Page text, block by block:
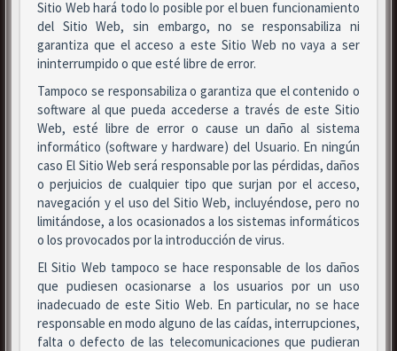
Sitio Web hará todo lo posible por el buen funcionamiento
del Sitio Web, sin embargo, no se responsabiliza ni
garantiza que el acceso a este Sitio Web no vaya a ser
ininterrumpido o que esté libre de error.
Tampoco se responsabiliza o garantiza que el contenido o
software al que pueda accederse a través de este Sitio
Web, esté libre de error o cause un daño al sistema
informático (software y hardware) del Usuario. En ningún
caso El Sitio Web será responsable por las pérdidas, daños
o perjuicios de cualquier tipo que surjan por el acceso,
navegación y el uso del Sitio Web, incluyéndose, pero no
limitándose, a los ocasionados a los sistemas informáticos
o los provocados por la introducción de virus.
El Sitio Web tampoco se hace responsable de los daños
que pudiesen ocasionarse a los usuarios por un uso
inadecuado de este Sitio Web. En particular, no se hace
responsable en modo alguno de las caídas, interrupciones,
falta o defecto de las telecomunicaciones que pudieran